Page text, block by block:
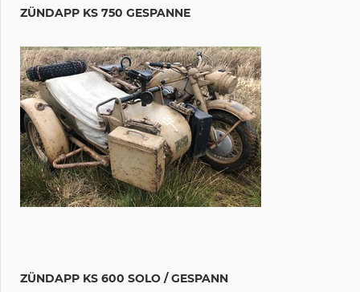
ZÜNDAPP KS 750 GESPANNE
ZÜNDAPP KS 600 SOLO / GESPANN